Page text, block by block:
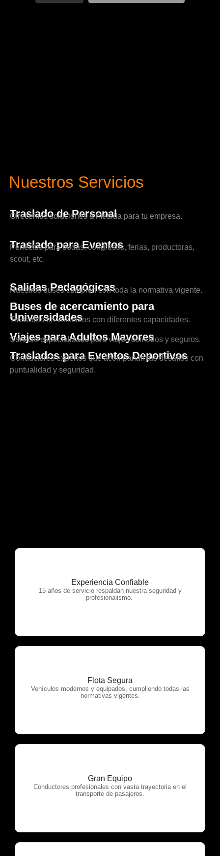
Nuestros Servicios
Traslado de Personal
Ofrecemos soluciones a medida para tu empresa.
Traslado para Eventos
Perfectos para bodas, congresos, ferias, productoras,
scout, etc.
Salidas Pedagógicas
Nuestros buses cumplen con toda la normativa vigente.
Buses de acercamiento para
Universidades
Traslados en vehículos con diferentes capacidades.
Viajes para Adultos Mayores
Servicio especializado para viajes cómodos y seguros.
Traslados para Eventos Deportivos
Conductores expertos que acompañan tus desafíos con
puntualidad y seguridad.
Experiencia Confiable
15 años de servicio respaldan nuestra seguridad y
profesionalismo.
OTP Servicios
Flota Segura
Vehículos modernos y equipados, cumpliendo todas las
normativas vigentes.
OTP Servicios
Gran Equipo
Conductores profesionales con vasta trayectoria en el
transporte de pasajeros.
OTP Servicios